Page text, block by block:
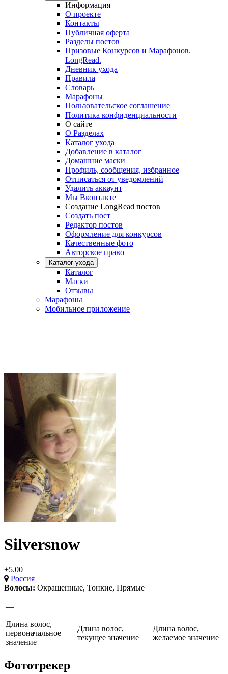
Информация
О проекте
Контакты
Публичная оферта
Разделы постов
Призовые Конкурсов и Марафонов.
LongRead.
Дневник ухода
Правила
Словарь
Марафоны
Пользовательское соглашение
Политика конфиденциальности
О сайте
О Разделах
Каталог ухода
Добавление в каталог
Домашние маски
Профиль, сообщения, избранное
Отписаться от уведомлений
Удалить аккаунт
Мы Вконтакте
Создание LongRead постов
Создать пост
Редактор постов
Оформление для конкурсов
Качественные фото
Авторское право
Каталог ухода
Каталог
Маски
Отзывы
Марафоны
Мобильное приложение
Silversnow
+5.00
Россия
Волосы: Окрашенные, Тонкие, Прямые
—
Длина волос,
первоначальное
значение
—
Длина волос,
текущее значение
—
Длина волос,
желаемое значение
Фототрекер